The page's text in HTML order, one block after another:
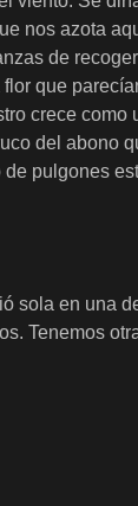
nos azota
de
que
crece
del abono
pulgones
sola en una
Tenemos